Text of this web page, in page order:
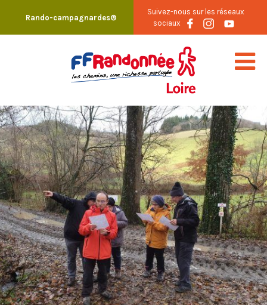
content
Rando-campagnardes®
Suivez-nous sur les réseaux
sociaux